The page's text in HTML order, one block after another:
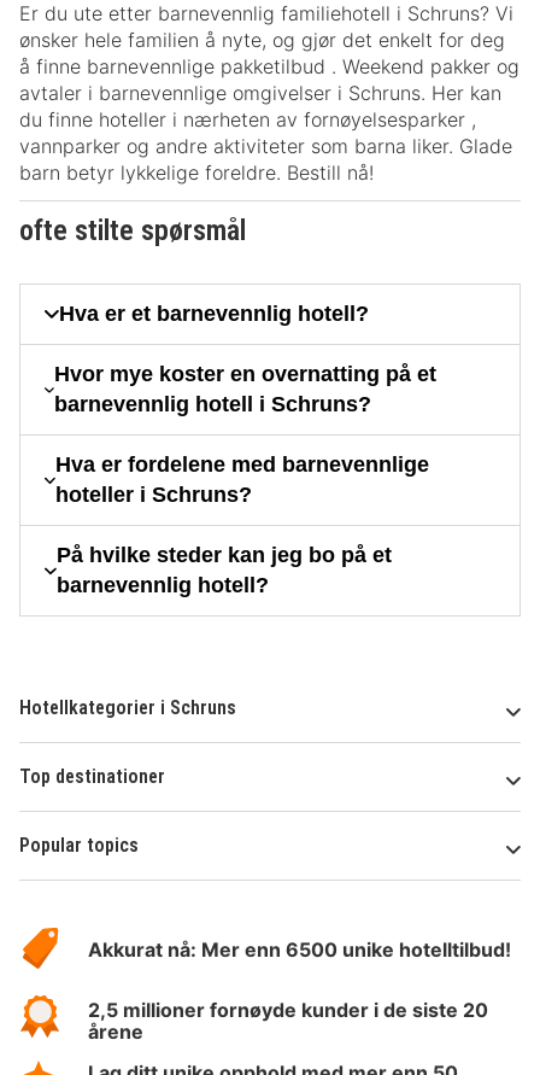
Er du ute etter barnevennlig familiehotell i Schruns? Vi
ønsker hele familien å nyte, og gjør det enkelt for deg
å finne barnevennlige pakketilbud . Weekend pakker og
avtaler i barnevennlige omgivelser i Schruns. Her kan
du finne hoteller i nærheten av fornøyelsesparker ,
vannparker og andre aktiviteter som barna liker. Glade
barn betyr lykkelige foreldre. Bestill nå!
ofte stilte spørsmål
Hva er et barnevennlig hotell?
Hvor mye koster en overnatting på et
barnevennlig hotell i Schruns?
Hva er fordelene med barnevennlige
hoteller i Schruns?
På hvilke steder kan jeg bo på et
barnevennlig hotell?
Hotellkategorier i Schruns
Top destinationer
Popular topics
Hotelspecials
Akkurat nå: Mer enn 6500 unike hotelltilbud!
2,5 millioner fornøyde kunder i de siste 20
årene